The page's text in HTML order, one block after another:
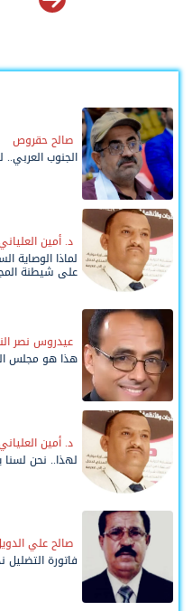
صالح حقروص
الجنوب
د. أمين
لماذا الوصاية
على شيطنة
وحواضنه الشعبية؟
عيدروس نصر
هذا هو مجلس
د. أمين
لهذا.. نحن لسنا
صالح علي
فاتورة